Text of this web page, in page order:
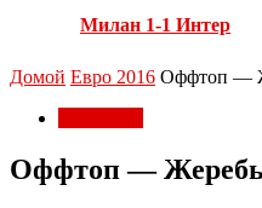
Милан 1-1 Интер
Домой Евро 2016 Оффтоп —
Оффтоп —